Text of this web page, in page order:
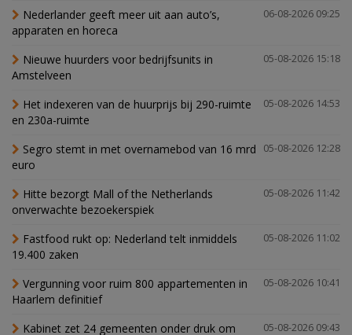
06-08-2026 09:25
Nederlander geeft meer uit aan auto’s,
apparaten en horeca
05-08-2026 15:18
Nieuwe huurders voor bedrijfsunits in
Amstelveen
05-08-2026 14:53
Het indexeren van de huurprijs bij 290-ruimte
en 230a-ruimte
05-08-2026 12:28
Segro stemt in met overnamebod van 16 mrd
euro
05-08-2026 11:42
Hitte bezorgt Mall of the Netherlands
onverwachte bezoekerspiek
05-08-2026 11:02
Fastfood rukt op: Nederland telt inmiddels
19.400 zaken
05-08-2026 10:41
Vergunning voor ruim 800 appartementen in
Haarlem definitief
05-08-2026 09:43
Kabinet zet 24 gemeenten onder druk om